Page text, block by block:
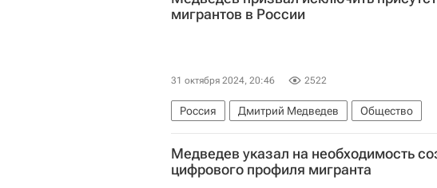
Вооруженные силы Украины
мигрантов в России
31 октября 2024, 20:46 2522
Россия Дмитрий Медведев Общество
Медведев указал на необходимость
цифрового профиля мигранта